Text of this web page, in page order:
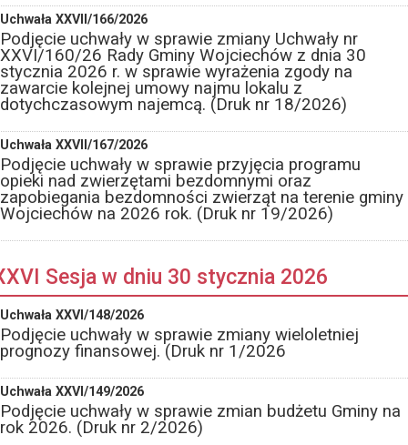
Uchwała XXVII/166/2026
Podjęcie uchwały w sprawie zmiany Uchwały nr
XXVI/160/26 Rady Gminy Wojciechów z dnia 30
stycznia 2026 r. w sprawie wyrażenia zgody na
zawarcie kolejnej umowy najmu lokalu z
dotychczasowym najemcą. (Druk nr 18/2026)
Uchwała XXVII/167/2026
Podjęcie uchwały w sprawie przyjęcia programu
opieki nad zwierzętami bezdomnymi oraz
zapobiegania bezdomności zwierząt na terenie gminy
Wojciechów na 2026 rok. (Druk nr 19/2026)
Sesja w dniu 30 stycznia 2026
Uchwała XXVI/148/2026
Podjęcie uchwały w sprawie zmiany wieloletniej
prognozy finansowej. (Druk nr 1/2026
Uchwała XXVI/149/2026
Podjęcie uchwały w sprawie zmian budżetu Gminy na
rok 2026. (Druk nr 2/2026)